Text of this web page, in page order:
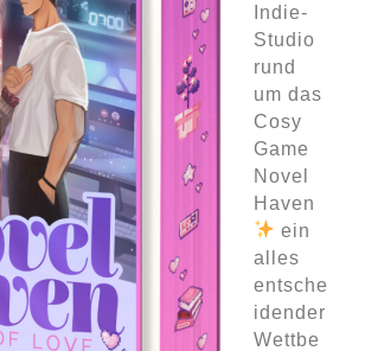
Indie-
Studio
rund
um das
Cosy
Game
Novel
Haven
ein
alles
entsche
idender
Wettbe